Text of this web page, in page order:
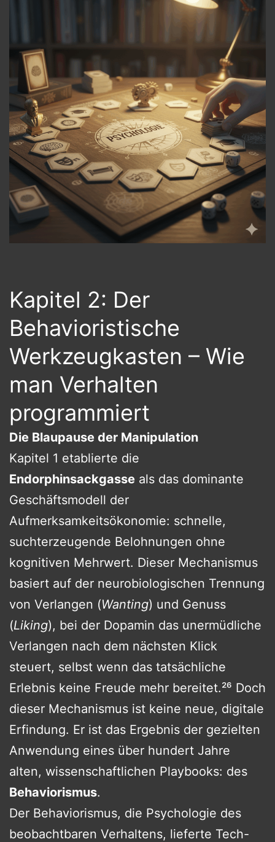
Kapitel 2: Der
Behavioristische
Werkzeugkasten – Wie
man Verhalten
programmiert
Die Blaupause der Manipulation
Kapitel 1 etablierte die
Endorphinsackgasse als das dominante
Geschäftsmodell der
Aufmerksamkeitsökonomie: schnelle,
suchterzeugende Belohnungen ohne
kognitiven Mehrwert. Dieser Mechanismus
basiert auf der neurobiologischen Trennung
von Verlangen (Wanting) und Genuss
(Liking), bei der Dopamin das unermüdliche
Verlangen nach dem nächsten Klick
steuert, selbst wenn das tatsächliche
Erlebnis keine Freude mehr bereitet.²⁶ Doch
dieser Mechanismus ist keine neue, digitale
Erfindung. Er ist das Ergebnis der gezielten
Anwendung eines über hundert Jahre
alten, wissenschaftlichen Playbooks: des
Behaviorismus.
Der Behaviorismus, die Psychologie des
beobachtbaren Verhaltens, lieferte Tech-